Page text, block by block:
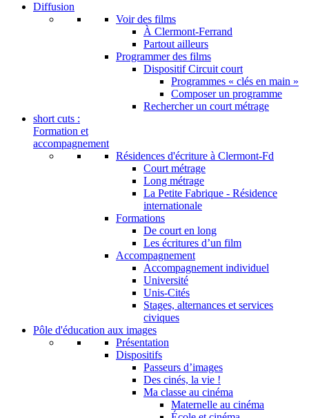
Diffusion
Voir des films
À Clermont-Ferrand
Partout ailleurs
Programmer des films
Dispositif Circuit court
Programmes « clés en main »
Composer un programme
Rechercher un court métrage
short cuts :
Formation et
accompagnement
Résidences d'écriture à Clermont-Fd
Court métrage
Long métrage
La Petite Fabrique - Résidence
internationale
Formations
De court en long
Les écritures d’un film
Accompagnement
Accompagnement individuel
Université
Unis-Cités
Stages, alternances et services
civiques
Pôle d'éducation aux images
Présentation
Dispositifs
Passeurs d’images
Des cinés, la vie !
Ma classe au cinéma
Maternelle au cinéma